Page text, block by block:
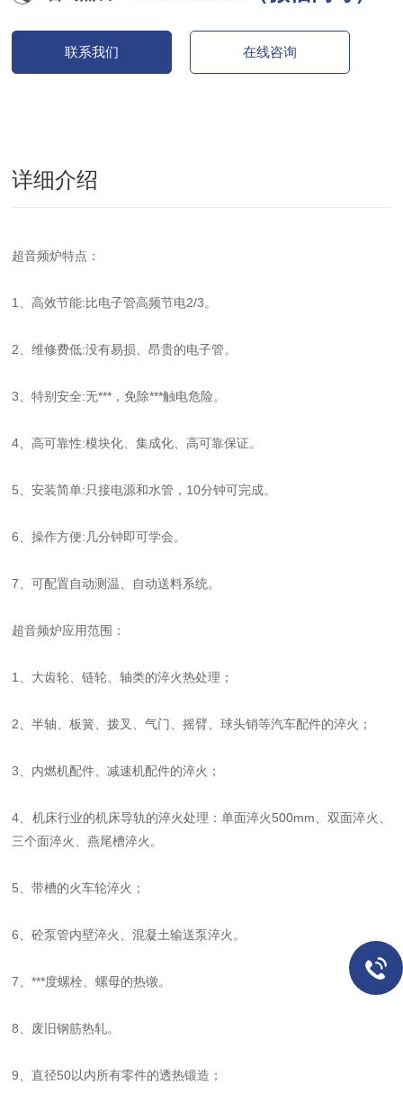
联系我们 在线咨询
详细介绍
超音频炉特点：
1、高效节能:比电子管高频节电2/3。
2、维修费低:没有易损、昂贵的电子管。
3、特别安全:无***，免除***触电危险。
4、高可靠性:模块化、集成化、高可靠保证。
5、安装简单:只接电源和水管，10分钟可完成。
6、操作方便:几分钟即可学会。
7、可配置自动测温、自动送料系统。
超音频炉应用范围：
1、大齿轮、链轮、轴类的淬火热处理；
2、半轴、板簧、拨叉、气门、摇臂、球头销等汽车配件的淬火；
3、内燃机配件、减速机配件的淬火；
4、机床行业的机床导轨的淬火处理：单面淬火500mm、双面淬火、
三个面淬火、燕尾槽淬火。
5、带槽的火车轮淬火；
6、砼泵管内壁淬火、混凝土输送泵淬火。
7、***度螺栓、螺母的热镦。
8、废旧钢筋热轧。
9、直径50以内所有零件的透热锻造；